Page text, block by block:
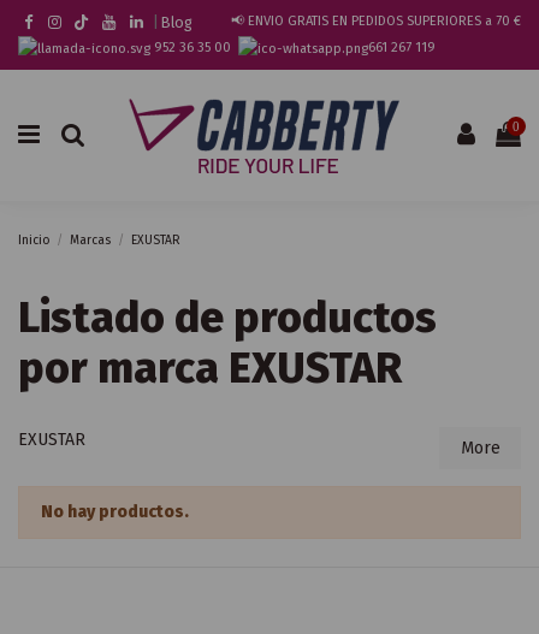
Blog
📢 ENVIO GRATIS EN PEDIDOS SUPERIORES a 70 €
952 36 35 00
661 267 119
0
Inicio Marcas EXUSTAR
Listado de productos
por marca EXUSTAR
EXUSTAR More
No hay productos.